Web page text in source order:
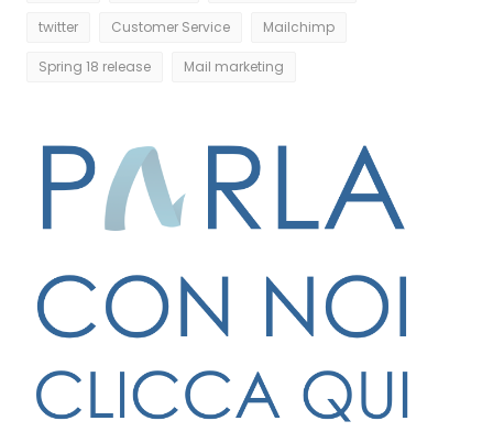
twitter Customer Service Mailchimp
Spring 18 release Mail marketing